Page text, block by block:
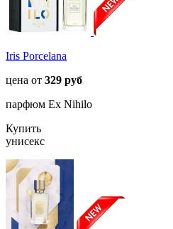
Iris Porcelana
цена от 329 руб
парфюм Ex Nihilo
Купить
унисекс